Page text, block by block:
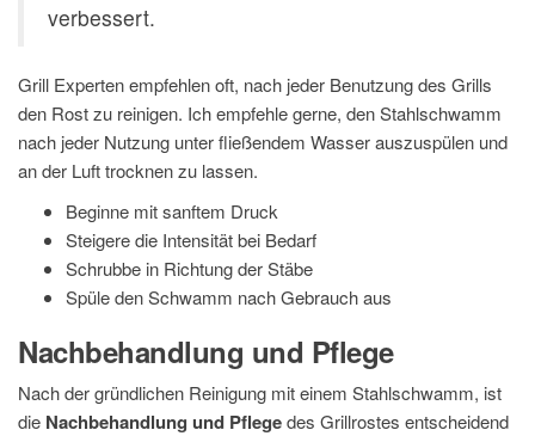
verbessert.
Grill Experten empfehlen oft, nach jeder Benutzung des Grills
den Rost zu reinigen. Ich empfehle gerne, den Stahlschwamm
nach jeder Nutzung unter fließendem Wasser auszuspülen und
an der Luft trocknen zu lassen.
Beginne mit sanftem Druck
Steigere die Intensität bei Bedarf
Schrubbe in Richtung der Stäbe
Spüle den Schwamm nach Gebrauch aus
Nachbehandlung und Pflege
Nach der gründlichen Reinigung mit einem Stahlschwamm, ist
die Nachbehandlung und Pflegedes Grillrostes entscheidend